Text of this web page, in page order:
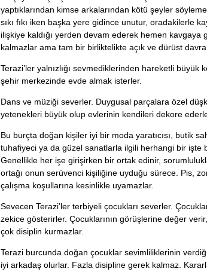
yaptıklarından kimse arkalarından kötü şeyler
sıkı fıkı iken başka yere gidince unutur, oradakilerle
ilişkiye kaldığı yerden devam ederek hemen kavgaya
kalmazlar ama tam bir birliktelikte açık ve dürüst
Terazi’ler yalnızlığı sevmediklerinden hareketli büyük
şehir merkezinde evde almak isterler.
Dans ve müziği severler. Duygusal parçalara özel
yetenekleri büyük olup evlerinin kendileri dekore
Bu burçta doğan kişiler iyi bir moda yaratıcısı, butik
tuhafiyeci ya da güzel sanatlarla ilgili herhangi bir işte
Genellikle her işe girişirken bir ortak edinir,
ortağı onun serüvenci kişiliğine uyduğu sürece. Pis,
çalışma koşullarına kesinlikle uyamazlar.
Sevecen Terazi’ler terbiyeli çocukları severler.
zekice gösterirler. Çocuklarının görüşlerine değer
çok disiplin kurmazlar.
Terazi burcunda doğan çocuklar sevimliliklerinin
iyi arkadaş olurlar. Fazla disipline gerek kalmaz.